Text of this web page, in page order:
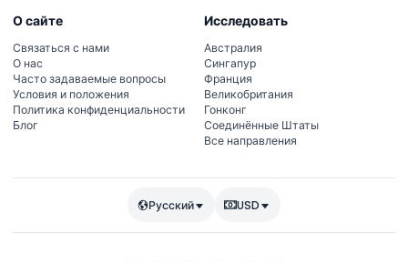
О сайте
Связаться с нами
О нас
Часто задаваемые вопросы
Условия и положения
Политика конфиденциальности
Блог
Исследовать
Австралия
Сингапур
Франция
Великобритания
Гонконг
Соединённые Штаты
Все направления
Русский USD